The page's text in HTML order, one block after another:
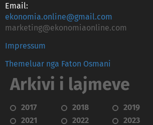
Email:
ekonomia.online@gmail.com
marketing@ekonomiaonline.com
Impressum
Themeluar nga Faton Osmani
Arkivi i lajmeve
2017 2018 2019
2021
2022 2023